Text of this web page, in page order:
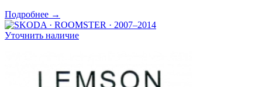
Подробнее →
Уточнить наличие